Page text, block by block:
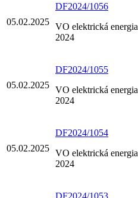
05.02.2025
DF2024/1056
VO elektrická energia
2024
05.02.2025
DF2024/1055
VO elektrická energia
2024
05.02.2025
DF2024/1054
VO elektrická energia
2024
DF2024/1053